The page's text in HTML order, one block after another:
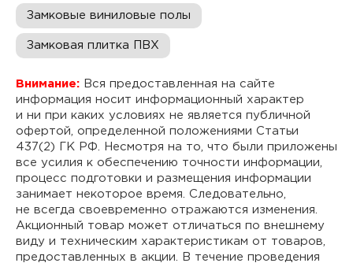
Замковые виниловые полы
Замковая плитка ПВХ
Внимание: Вся предоставленная на сайте
информация носит информационный характер
и ни при каких условиях не является публичной
офертой, определенной положениями Статьи
437(2) ГК РФ. Несмотря на то, что были приложены
все усилия к обеспечению точности информации,
процесс подготовки и размещения информации
занимает некоторое время. Следовательно,
не всегда своевременно отражаются изменения.
Акционный товар может отличаться по внешнему
виду и техническим характеристикам от товаров,
предоставленных в акции. В течение проведения